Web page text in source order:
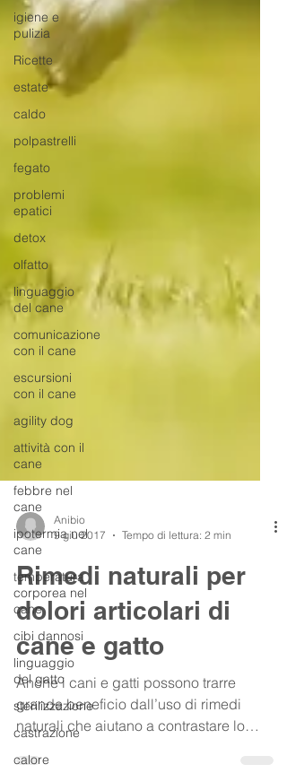
igiene e
pulizia
Ricette
estate
caldo
polpastrelli
fegato
problemi
epatici
detox
olfatto
linguaggio
del cane
comunicazione
con il cane
escursioni
con il cane
agility dog
attività con il
cane
febbre nel
cane
ipotermia nel
cane
temperatura
corporea nel
cane
cibi dannosi
linguaggio
del gatto
sterilizzazione
castrazione
calore
9 giu 2017
Tempo di lettura: 2 min
Rimedi naturali per
dolori articolari di
cane e gatto
Anche i cani e gatti possono trarre
grande beneficio dall’uso di rimedi
naturali che aiutano a contrastare lo